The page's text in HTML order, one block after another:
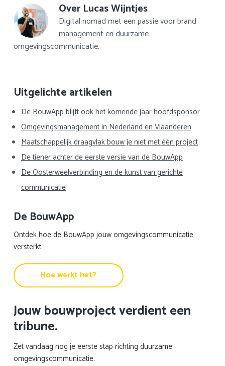
Over Lucas Wijntjes
Digital nomad met een passie voor brand
management en duurzame
omgevingscommunicatie.
Primaire
Sidebar
Uitgelichte artikelen
De BouwApp blijft ook het komende jaar hoofdsponsor
Omgevingsmanagement in Nederland en Vlaanderen
Maatschappelijk draagvlak bouw je niet met één project
De tiener achter de eerste versie van de BouwApp
De Oosterweelverbinding en de kunst van gerichte
communicatie
De BouwApp
Ontdek hoe de BouwApp jouw omgevingscommunicatie
versterkt.
Hoe werkt het?
Jouw bouwproject verdient een
tribune.
Zet vandaag nog je eerste stap richting duurzame
omgevingscommunicatie.